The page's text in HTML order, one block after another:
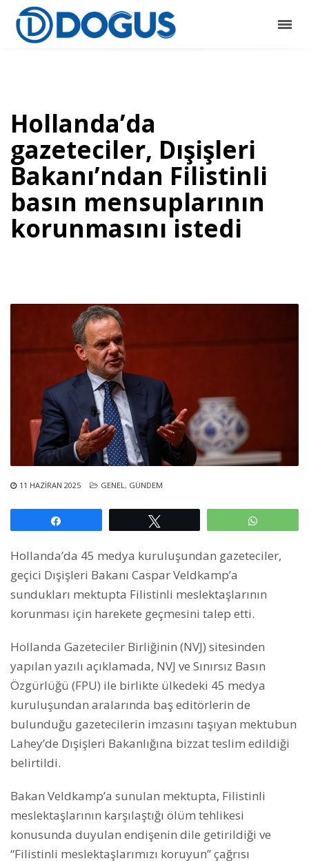
Hollanda’da
gazeteciler, Dışişleri
Bakanı’ndan Filistinli
basın mensuplarının
korunmasını istedi
11 HAZIRAN 2025 GENEL, GÜNDEM
Hollanda’da 45 medya kuruluşundan gazeteciler,
geçici Dışişleri Bakanı Caspar Veldkamp’a
sundukları mektupta Filistinli meslektaşlarının
korunması için harekete geçmesini talep etti.
Hollanda Gazeteciler Birliğinin (NVJ) sitesinden
yapılan yazılı açıklamada, NVJ ve Sınırsız Basın
Özgürlüğü (FPU) ile birlikte ülkedeki 45 medya
kuruluşundan aralarında baş editörlerin de
bulunduğu gazetecilerin imzasını taşıyan mektubun
Lahey’de Dışişleri Bakanlığına bizzat teslim edildiği
belirtildi.
Bakan Veldkamp’a sunulan mektupta, Filistinli
meslektaşlarının karşılaştığı ölüm tehlikesi
konusunda duyulan endişenin dile getirildiği ve
“Filistinli meslektaşlarımızı koruyun” çağrısı